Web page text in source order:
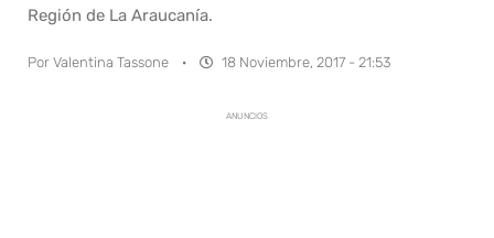
Región de La Araucanía.
Por Valentina Tassone · 18 Noviembre, 2017 - 21:53
ANUNCIOS